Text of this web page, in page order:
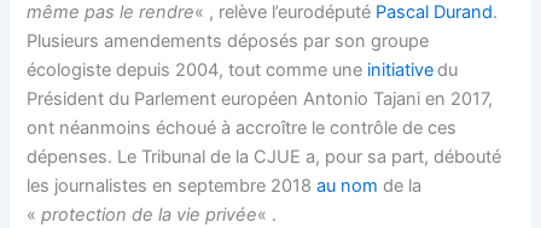
même pas le rendre« , relève l’eurodéputé Pascal Durand.
Plusieurs amendements déposés par son groupe
écologiste depuis 2004, tout comme une initiativedu
Président du Parlement européen Antonio Tajani en 2017,
ont néanmoins échoué à accroître le contrôle de ces
dépenses. Le Tribunal de la CJUE a, pour sa part, débouté
les journalistes en septembre 2018au nom de la
«protection de la vie privée« .